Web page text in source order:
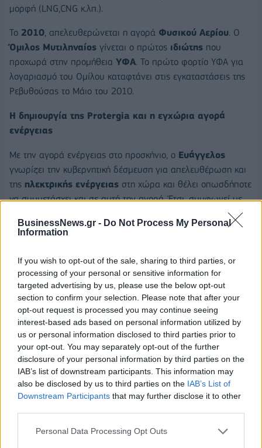
BusinessNews.gr - Do Not Process My Personal
Information
If you wish to opt-out of the sale, sharing to third parties, or
processing of your personal or sensitive information for
targeted advertising by us, please use the below opt-out
section to confirm your selection. Please note that after your
opt-out request is processed you may continue seeing
interest-based ads based on personal information utilized by
us or personal information disclosed to third parties prior to
your opt-out. You may separately opt-out of the further
disclosure of your personal information by third parties on the
IAB’s list of downstream participants. This information may
also be disclosed by us to third parties on the IAB’s List of
Downstream Participants that may further disclose it to other
Personal Data Processing Opt Outs
μορφή (LNG,CNG κ.λπ.).
Το 2010, απελευθερώνεται η αγορά Φυσικού Αερίου. Ο
Όμιλος Μυτιληναίος γίνεται ο πρώτος ιδιώτης που
προχωρά στην προμήθεια ΥΦΑ. Το πρώτο φορτίο ΥΦΑ για
λογαριασμό του Ομίλου καταφτάνει στις εγκαταστάσεις της
Ρεβυθούσας το Μάιο του 2010.
Η δημιουργία της Protergia και η εγχώρια αγορά
ενέργειας
Με την αγορά ενέργειας στο προσκήνιο, ο Ευάγγελος
γνωρίζει την κυβερνητική δέσμευση για απελευθέρωση και
της ηλεκτρικής ενέργειας στη χώρα και θέλει οπωσδήποτε
να συμμετάσχει και σε αυτή την αγορά. Έτσι, συμφωνεί με
ENDESA HELLAS,γίνεται ο μοναδικός μέτοχος τηςENDESA
εδραιώνει τη θέση της ως ομεγαλύτερος ανεξάρτητος
παραγωγός ενέργειας στην Ελλάδα.
Και φυσικά κατά το πρότυπο των χωρών του εξωτερικού
που πωλούν«πακέτα» ενέργειαςστους καταναλωτές
αποφασίζει να δημιουργήσει εταιρίες που θα καλύψουν όλο
το εύρος της αγοράς ενέργειας. Έτσι, συστήνει από κοινού με
τηMOTOR OIL την εταιρεία M & M GAS Co S.A., με
αντικείμενο την προμήθεια και εμπορίαφυσικού αερίου
που συμβάλλει στην πράξη στην απελευθέρωση της αγοράς
φυσικού αερίου και κατ' επέκταση στη δημιουργία συνθηκών
υγιούς ανταγωνισμού στην αγορά παραγωγήςηλεκτρικού
ρεύματος. Την ίδια χρονιά, ιδρύεται ηPower Projects